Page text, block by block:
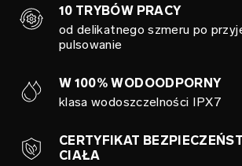
10 TRYBÓW PRACY
od delikatnego szmeru po
pulsowanie
W 100% WODOODPORNY
klasa wodoszczelności IPX7
CERTYFIKAT
CIAŁA